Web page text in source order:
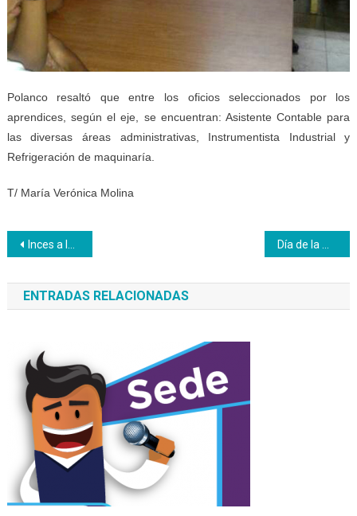
Polanco resaltó que entre los oficios seleccionados por los
aprendices, según el eje, se encuentran: Asistente Contable para
las diversas áreas administrativas, Instrumentista Industrial y
Refrigeración de maquinaría.
T/ María Verónica Molina
Navegación
de
entradas
Inces a la vanguardia formativa de la clase trabajadora en Carabobo Día de la Mujer
ENTRADAS RELACIONADAS